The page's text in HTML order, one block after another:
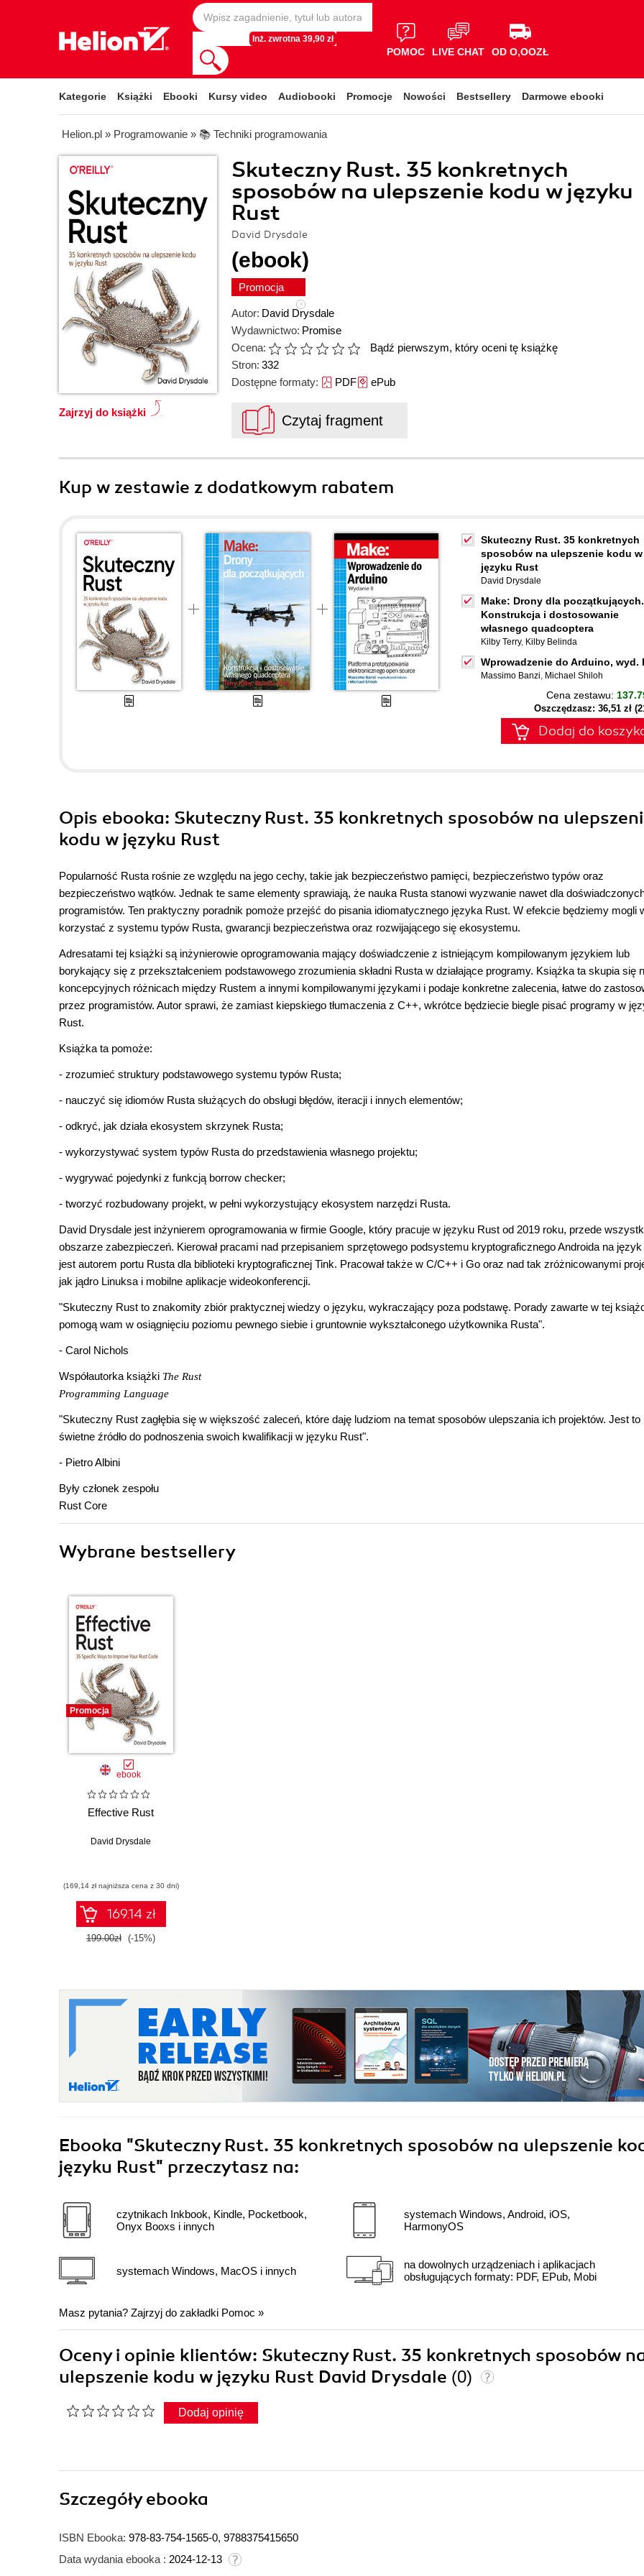
Inż. zwrotna 39,90 zł
POMOC LIVE CHAT OD O,OOZŁ
Kategorie Książki Ebooki Kursy video Audiobooki Promocje Nowości Bestsellery Darmowe ebooki
Helion.pl » Programowanie » 📚 Techniki programowania
Skuteczny Rust. 35 konkretnych
sposobów na ulepszenie kodu w języku
Rust
David Drysdale
(ebook)
Promocja
Zajrzyj do książki
Autor: David Drysdale
Wydawnictwo: Promise
Ocena:
Bądź pierwszym, który oceni tę książkę
Stron: 332
Dostępne formaty: PDFePub
Czytaj fragment
Kup w zestawie z dodatkowym rabatem
Skuteczny Rust. 35 konkretnych
sposobów na ulepszenie kodu w
języku Rust
David Drysdale
Make: Drony dla początkujących.
Konstrukcja i dostosowanie
własnego quadcoptera
Kilby Terry, Kilby Belinda
Wprowadzenie do Arduino, wyd.
Massimo Banzi, Michael Shiloh
Cena zestawu:
Oszczędzasz: 36,51 zł
Dodaj do
Opis ebooka: Skuteczny Rust. 35 konkretnych sposobów na
kodu w języku Rust
Popularność Rusta rośnie ze względu na jego cechy, takie jak bezpieczeństwo pamięci, bezpieczeństwo typów oraz
bezpieczeństwo wątków. Jednak te same elementy sprawiają, że nauka Rusta stanowi wyzwanie nawet dla
programistów. Ten praktyczny poradnik pomoże przejść do pisania idiomatycznego języka Rust. W efekcie będziemy mogli
korzystać z systemu typów Rusta, gwarancji bezpieczeństwa oraz rozwijającego się ekosystemu.
Adresatami tej książki są inżynierowie oprogramowania mający doświadczenie z istniejącym kompilowanym językiem lub
borykający się z przekształceniem podstawowego zrozumienia składni Rusta w działające programy. Książka ta skupia się
koncepcyjnych różnicach między Rustem a innymi kompilowanymi językami i podaje konkretne zalecenia, łatwe do
przez programistów. Autor sprawi, że zamiast kiepskiego tłumaczenia z C++, wkrótce będziecie biegle pisać programy w
Rust.
Książka ta pomoże:
- zrozumieć struktury podstawowego systemu typów Rusta;
- nauczyć się idiomów Rusta służących do obsługi błędów, iteracji i innych elementów;
- odkryć, jak działa ekosystem skrzynek Rusta;
- wykorzystywać system typów Rusta do przedstawienia własnego projektu;
- wygrywać pojedynki z funkcją borrow checker;
- tworzyć rozbudowany projekt, w pełni wykorzystujący ekosystem narzędzi Rusta.
David Drysdale jest inżynierem oprogramowania w firmie Google, który pracuje w języku Rust od 2019 roku, przede
obszarze zabezpieczeń. Kierował pracami nad przepisaniem sprzętowego podsystemu kryptograficznego Androida na
jest autorem portu Rusta dla biblioteki kryptograficznej Tink. Pracował także w C/C++ i Go oraz nad tak zróżnicowanymi
jak jądro Linuksa i mobilne aplikacje wideokonferencji.
"Skuteczny Rust to znakomity zbiór praktycznej wiedzy o języku, wykraczający poza podstawę. Porady zawarte w tej
pomogą wam w osiągnięciu poziomu pewnego siebie i gruntownie wykształconego użytkownika Rusta".
- Carol Nichols
Współautorka książki The Rust
Programming Language
"Skuteczny Rust zagłębia się w większość zaleceń, które daję ludziom na temat sposobów ulepszania ich projektów. Jest to
świetne źródło do podnoszenia swoich kwalifikacji w języku Rust".
- Pietro Albini
Były członek zespołu
Rust Core
Wybrane bestsellery
Promocja
ebook
Effective Rust
David Drysdale
(169,14 zł najniższa cena z 30 dni)
169.14 zł
199.00zł (-15%)
Ebooka "Skuteczny Rust. 35 konkretnych sposobów na ulepszenie
języku Rust" przeczytasz na:
czytnikach Inkbook, Kindle, Pocketbook,
Onyx Booxs i innych
systemach Windows, MacOS i innych
systemach Windows, Android, iOS,
HarmonyOS
na dowolnych urządzeniach i aplikacjach
obsługujących formaty: PDF, EPub, Mobi
Masz pytania? Zajrzyj do zakładki Pomoc »
Oceny i opinie klientów: Skuteczny Rust. 35 konkretnych sposobów
ulepszenie kodu w języku Rust David Drysdale (0)
Dodaj opinię
Szczegółyebooka
ISBN Ebooka: 978-83-754-1565-0, 9788375415650
Data wydania ebooka : 2024-12-13